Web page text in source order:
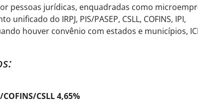
pessoas jurídicas, enquadradas como
do IRPJ, PIS/PASEP, CSLL, COFINS, IPI,
houver convênio com estados e municípios,
CSLL 4,65%